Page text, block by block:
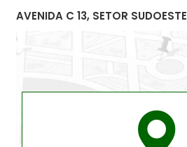
AVENIDA C 13, SETOR